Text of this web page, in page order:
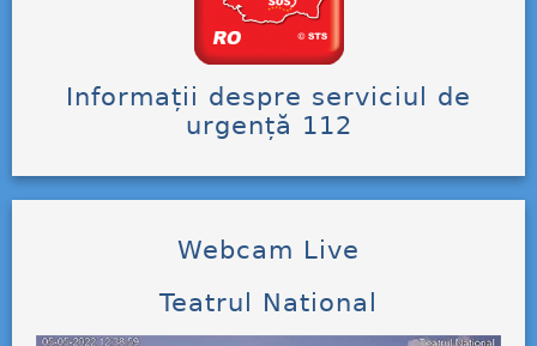
Informații despre serviciul de
urgență 112
Webcam Live
Teatrul National